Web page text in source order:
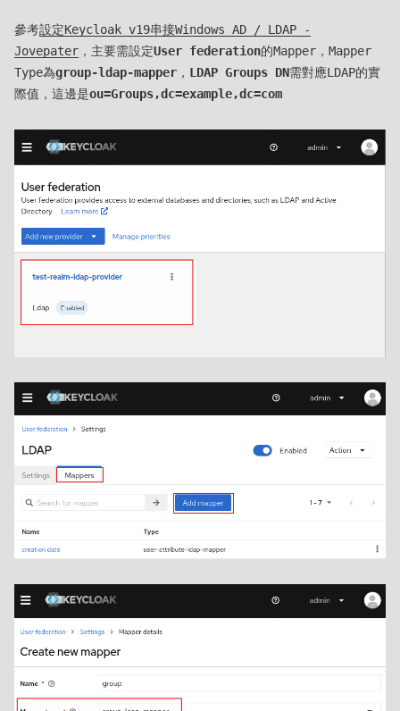
參考設定Keycloak v19串接Windows AD / LDAP -
Jovepater ，主要需設定User federation的Mapper，Mapper
Type為group-ldap-mapper ， LDAP Groups DN需對應LDAP的實
際值，這邊是ou=Groups,dc=example,dc=com